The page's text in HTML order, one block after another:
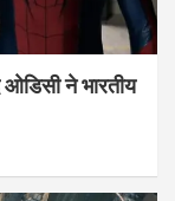
ने भारतीय